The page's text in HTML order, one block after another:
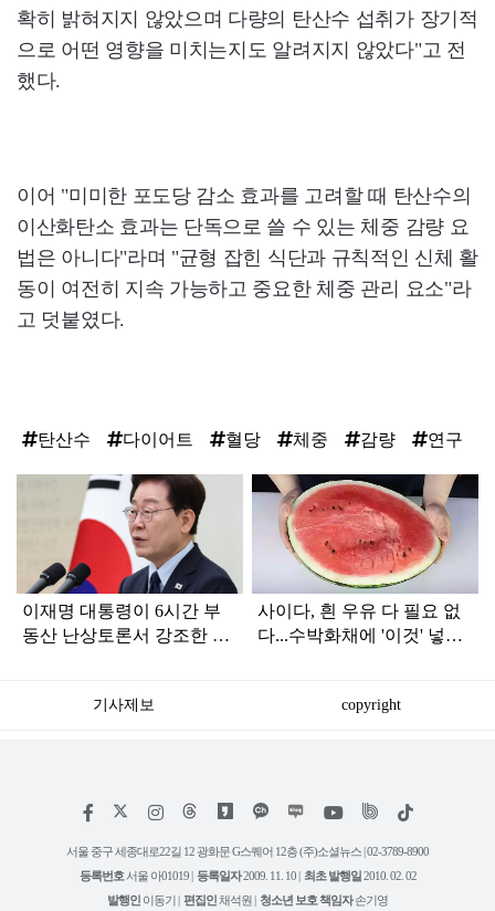
확히 밝혀지지 않았으며 다량의 탄산수 섭취가 장기적
으로 어떤 영향을 미치는지도 알려지지 않았다"고 전
했다.
이어 "미미한 포도당 감소 효과를 고려할 때 탄산수의
이산화탄소 효과는 단독으로 쓸 수 있는 체중 감량 요
법은 아니다"라며 "균형 잡힌 식단과 규칙적인 신체 활
동이 여전히 지속 가능하고 중요한 체중 관리 요소"라
고 덧붙였다.
탄산수 다이어트 혈당 체중 감량 연구
이재명 대통령이 6시간 부
동산 난상토론서 강조한 내
사이다, 흰 우유 다 필요 없
다...수박화채에 '이것' 넣으
기사제보 copyright
페
스
인
타
램
위
트
유
튜
틱
서울 중구 세종대로22길 12 광화문 G스퀘어 12층 (주)소셜뉴스 | 02-3789-8900
등록번호 서울 아01019 | 등록일자2009. 11. 10 | 최초 발행일 2010. 02. 02
발행인 이동기 | 편집인 채석원 | 청소년 보호 책임자손기영